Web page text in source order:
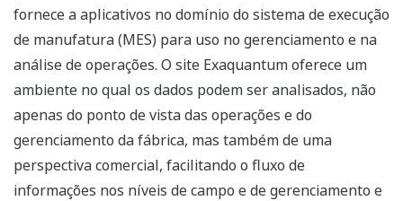
fornece a aplicativos no domínio do sistema de execução
de manufatura (MES) para uso no gerenciamento e na
análise de operações. O site Exaquantum oferece um
ambiente no qual os dados podem ser analisados, não
apenas do ponto de vista das operações e do
gerenciamento da fábrica, mas também de uma
perspectiva comercial, facilitando o fluxo de
informações nos níveis de campo e de gerenciamento e